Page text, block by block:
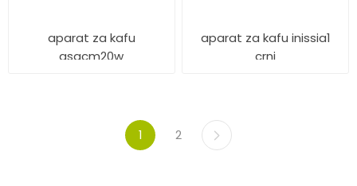
aparat za kafu
gsacm20w
aparat za kafu inissia1
crni
1 2